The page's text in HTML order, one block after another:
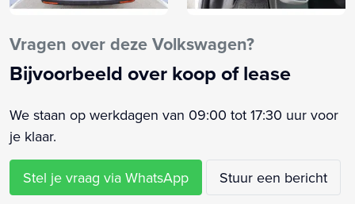
Connected services
Dimlichten automatisch
Elektrische ramen voor
Elektronisch Stabiliteits Programma
Hill hold functie
Lendesteun(en) verstelbaar
Mistlampen voor adaptief
Vragen over deze Volkswagen?
Bijvoorbeeld over koop of lease
We staan op werkdagen van 09:00 tot 17:30 uur voor
je klaar.
Stel je vraag via WhatsApp Stuur een bericht